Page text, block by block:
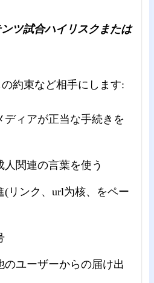
ツ試合ハイリスクまたは
の約束など相手にします:
ディアが正当な手続きを
人関連の言葉を使う
(リンク、url为核、をペー
のユーザーからの届け出